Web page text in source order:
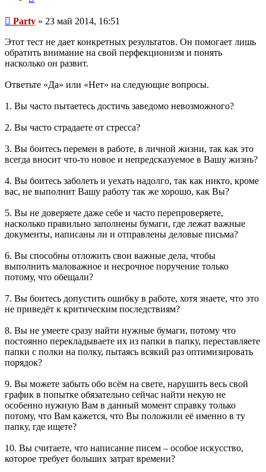
Сообщение
Party » 23 май 2014, 16:51
Этот тест не дает конкретных результатов. Он помогает лишь
обратить внимание на свой перфекционизм и понять
насколько он развит.
Ответьте «Да» или «Нет» на следующие вопросы.
1. Вы часто пытаетесь достичь заведомо невозможного?
2. Вы часто страдаете от стресса?
3. Вы боитесь перемен в работе, в личной жизни, так как это
всегда вносит что-то новое и непредсказуемое в Вашу жизнь?
4. Вы боитесь заболеть и уехать надолго, так как никто, кроме
вас, не выполнит Вашу работу так же хорошо, как Вы?
5. Вы не доверяете даже себе и часто перепроверяете,
насколько правильно заполнены бумаги, где лежат важные
документы, написаны ли и отправлены деловые письма?
6. Вы способны отложить свои важные дела, чтобы
выполнить маловажное и несрочное поручение только
потому, что обещали?
7. Вы боитесь допустить ошибку в работе, хотя знаете, что это
не приведёт к критическим последствиям?
8. Вы не умеете сразу найти нужные бумаги, потому что
постоянно перекладываете их из папки в папку, переставляете
папки с полки на полку, пытаясь всякий раз оптимизировать
порядок?
9. Вы можете забыть обо всём на свете, нарушить весь свой
график в попытке обязательно сейчас найти некую не
особенно нужную Вам в данный момент справку только
потому, что Вам кажется, что Вы положили её именно в ту
папку, где ищете?
10. Вы считаете, что написание писем – особое искусство,
которое требует больших затрат времени?